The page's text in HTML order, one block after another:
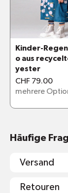
Der weit
auch für
zusätzlich
100 %
Kinder-
o aus
yester
CHF 79.00
mehrere
Häufige
Versand
Retouren